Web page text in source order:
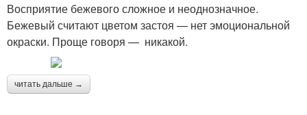
Восприятие бежевого сложное и неоднозначное.
Бежевый считают цветом застоя — нет эмоциональной
окраски. Проще говоря — никакой.
читать дальше →